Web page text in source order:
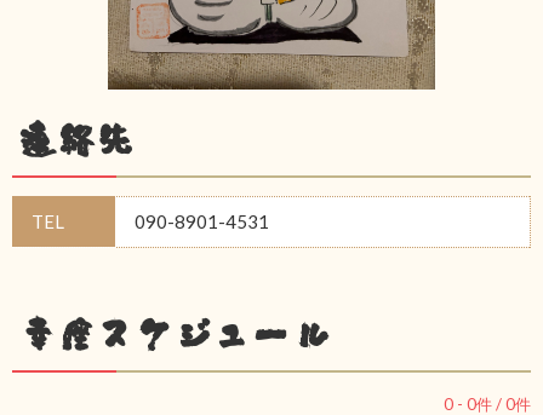
連絡先
TEL 090-8901-4531
幸座スケジュール
0 - 0件 /0件